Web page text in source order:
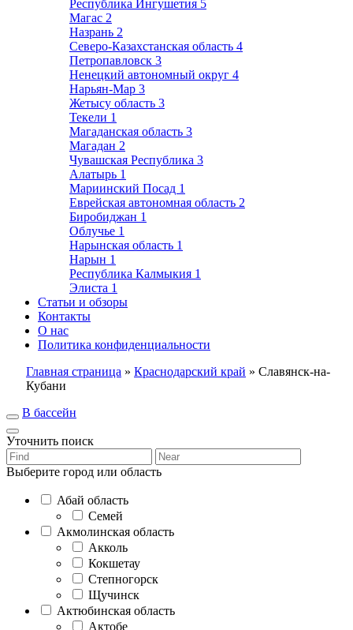
Республика Ингушетия 5
Магас 2
Назрань 2
Северо-Казахстанская область 4
Петропавловск 3
Ненецкий автономный округ 4
Нарьян-Мар 3
Жетысу область 3
Текели 1
Магаданская область 3
Магадан 2
Чувашская Республика 3
Алатырь 1
Мариинский Посад 1
Еврейская автономная область 2
Биробиджан 1
Облучье 1
Нарынская область 1
Нарын 1
Республика Калмыкия 1
Элиста 1
Статьи и обзоры
Контакты
О нас
Политика конфиденциальности
Главная страница » Краснодарский край » Славянск-на-
Кубани
В бассейн
Уточнить поиск
Выберите город или область
Абай область
Семей
Акмолинская область
Акколь
Кокшетау
Степногорск
Щучинск
Актюбинская область
Актобе